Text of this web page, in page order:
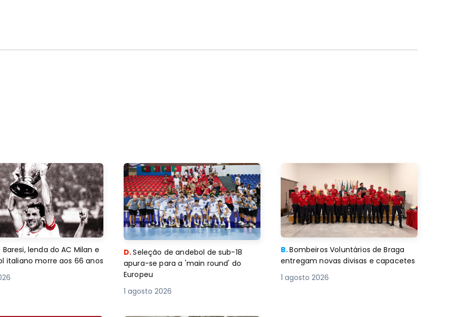
Baresi, lenda do AC Milan e
italiano morre aos 66 anos
D.Seleção de andebol de sub-18
apura-se para a 'main round' do
Europeu
1 agosto 2026
B.Bombeiros Voluntários de Braga
entregam novas divisas e capacetes
1 agosto 2026